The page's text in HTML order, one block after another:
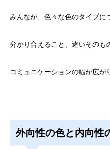
みんなが、色々な色のタイプに
分かり合えること、違いそのも
コミュニケーションの幅が広が
外向性の色と内向性